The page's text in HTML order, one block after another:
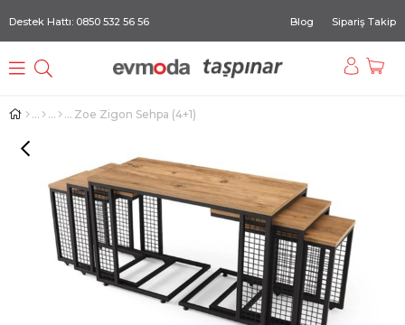
Destek Hattı: 0850 532 56 56 Blog Sipariş Takip
Zoe Zigon Sehpa (4+1)